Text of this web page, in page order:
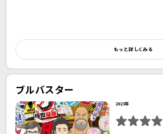
もっと詳しくみる
ブルバスター
2023年